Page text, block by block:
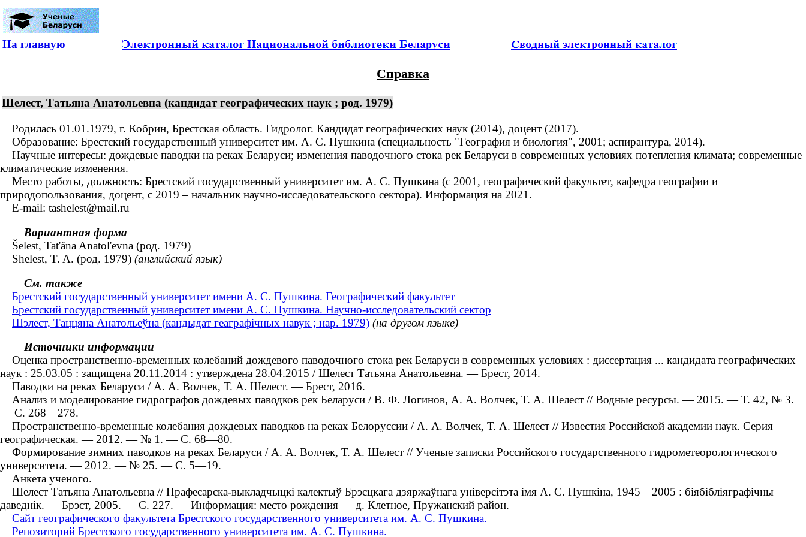
На главную
Справка
Шелест, Татьяна Анатольевна (кандидат географических наук ; род. 1979)
Родилась 01.01.1979, г. Кобрин, Брестская область. Гидролог. Кандидат географических наук (2014), доцент (2017).
Образование: Брестский государственный университет им. А. С. Пушкина (специальность "География и биология", 2001; аспирантура, 2014).
Научные интересы: дождевые паводки на реках Беларуси; изменения паводочного стока рек Беларуси в современных условиях потепления климата; современные
климатические изменения.
Место работы, должность: Брестский государственный университет им. А. С. Пушкина (с 2001, географический факультет, кафедра географии и
природопользования, доцент, с 2019 – начальник научно-исследовательского сектора). Информация на 2021.
E-mail: tashelest@mail.ru
Вариантная форма
Šelest, Tat'âna Anatol'evna (род. 1979)
Shelest, T. A. (род. 1979) (английский язык)
См. также
Брестский государственный университет имени А. С. Пушкина. Географический факультет
Брестский государственный университет имени А. С. Пушкина. Научно-исследовательский сектор
Шэлест, Таццяна Анатольеўна (кандыдат геаграфічных навук ; нар. 1979) (на другом языке)
Источники информации
Оценка пространственно-временных колебаний дождевого паводочного стока рек Беларуси в современных условиях : диссертация ... кандидата географических
наук : 25.03.05 : защищена 20.11.2014 : утверждена 28.04.2015 / Шелест Татьяна Анатольевна. ― Брест, 2014.
Паводки на реках Беларуси / А. А. Волчек, Т. А. Шелест. ― Брест, 2016.
Анализ и моделирование гидрографов дождевых паводков рек Беларуси / В. Ф. Логинов, А. А. Волчек, Т. А. Шелест // Водные ресурсы. — 2015. — Т. 42, № 3.
— С. 268—278.
Пространственно-временные колебания дождевых паводков на реках Белоруссии / А. А. Волчек, Т. А. Шелест // Известия Российской академии наук. Серия
географическая. — 2012. — № 1. — С. 68—80.
Формирование зимних паводков на реках Беларуси / А. А. Волчек, Т. А. Шелест // Ученые записки Российского государственного гидрометеорологического
университета. — 2012. — № 25. — С. 5—19.
Анкета ученого.
Шелест Татьяна Анатольевна // Прафесарска-выкладчыцкі калектыў Брэсцкага дзяржаўнага універсітэта імя А. С. Пушкіна, 1945—2005 : біябібліяграфічны
даведнік. — Брэст, 2005. — С. 227. — Информация: место рождения — д. Клетное, Пружанский район.
Сайт географического факультета Брестского государственного университета им. А. С. Пушкина.
Репозиторий Брестского государственного университета им. А. С. Пушкина.